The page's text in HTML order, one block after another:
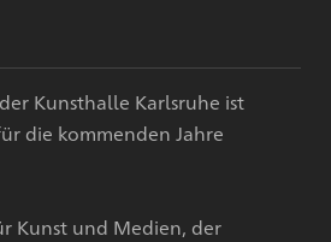
Kunsthalle Karlsruhe ist
die kommenden Jahre
Kunst und Medien, der